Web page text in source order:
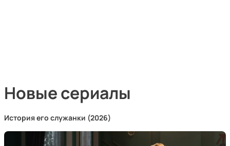
Новые сериалы
История его служанки (2026)